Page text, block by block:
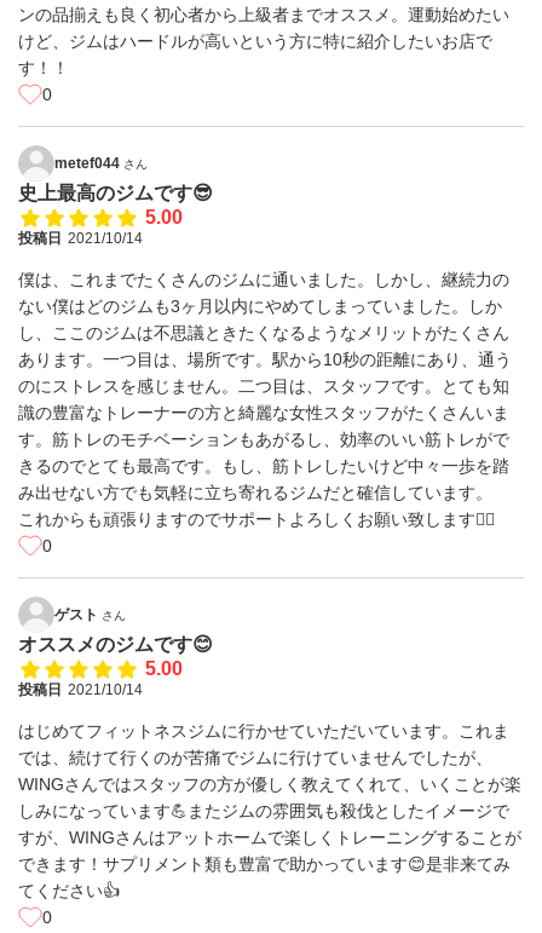
ンの品揃えも良く初心者から上級者までオススメ。運動始めたい
けど、ジムはハードルが高いという方に特に紹介したいお店で
す！！
0
metef044 さん
史上最高のジムです😎
5.00
投稿日 2021/10/14
僕は、これまでたくさんのジムに通いました。しかし、継続力の
ない僕はどのジムも3ヶ月以内にやめてしまっていました。しか
し、ここのジムは不思議ときたくなるようなメリットがたくさん
あります。一つ目は、場所です。駅から10秒の距離にあり、通う
のにストレスを感じません。二つ目は、スタッフです。とても知
識の豊富なトレーナーの方と綺麗な女性スタッフがたくさんいま
す。筋トレのモチベーションもあがるし、効率のいい筋トレがで
きるのでとても最高です。もし、筋トレしたいけど中々一歩を踏
み出せない方でも気軽に立ち寄れるジムだと確信しています。
これからも頑張りますのでサポートよろしくお願い致します🙇‍♂️
0
ゲスト さん
オススメのジムです😊
5.00
投稿日 2021/10/14
はじめてフィットネスジムに行かせていただいています。これま
では、続けて行くのが苦痛でジムに行けていませんでしたが、
WINGさんではスタッフの方が優しく教えてくれて、いくことが楽
しみになっています💪またジムの雰囲気も殺伐としたイメージで
すが、WINGさんはアットホームで楽しくトレーニングすることが
できます！サプリメント類も豊富で助かっています😊是非来てみ
てください👍
0